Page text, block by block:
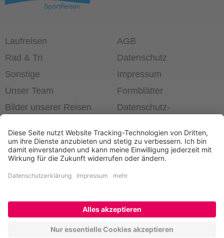
Laufreisen
Rad & Tri
Sonstige
Unser Team
Bilder unserer Reisen
AGB
Datenschutz
Impressum
Formblätter
Datenschutz­
Laufend die Welt erleben! ®